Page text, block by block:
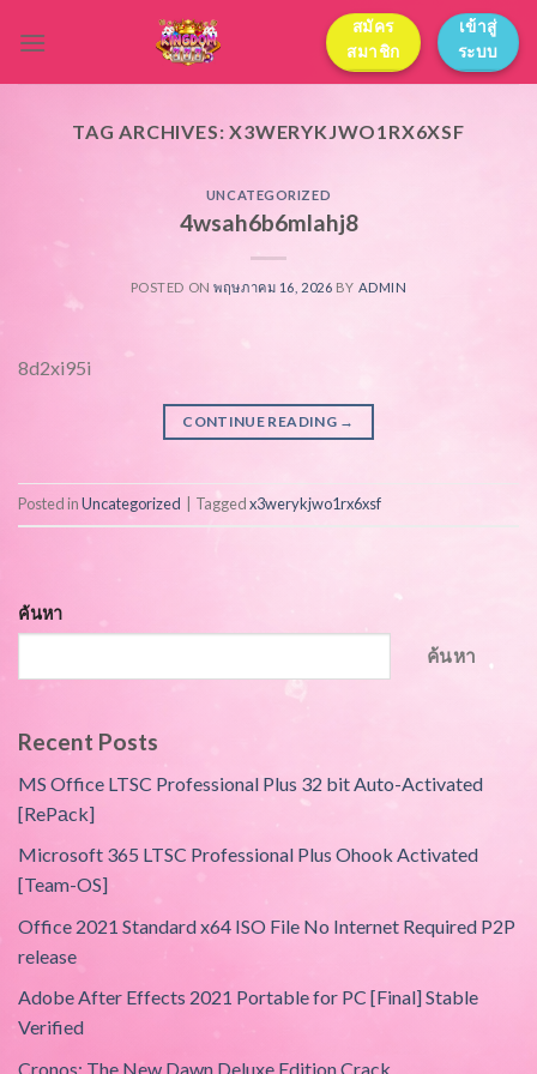
สมัคร
สมาชิก
เข้าสู่
ระบบ
TAG ARCHIVES:X3WERYKJWO1RX6XSF
UNCATEGORIZED
4wsah6b6mlahj8
POSTED ONพฤษภาคม 16, 2026 BY ADMIN
8d2xi95i
CONTINUE READING →
Posted inUncategorized Taggedx3werykjwo1rx6xsf
ค้นหา
ค้นหา
Recent Posts
MS Office LTSC Professional Plus 32 bit Auto-Activated
[RePаck]
Microsoft 365 LTSC Professional Plus Ohook Activated
[Team-OS]
Office 2021 Standard x64 ISO File No Internet Required P2P
release
Adobe After Effects 2021 Portable for PC [Final] Stable
Verified
Cronos: The New Dawn Deluxe Edition Crack